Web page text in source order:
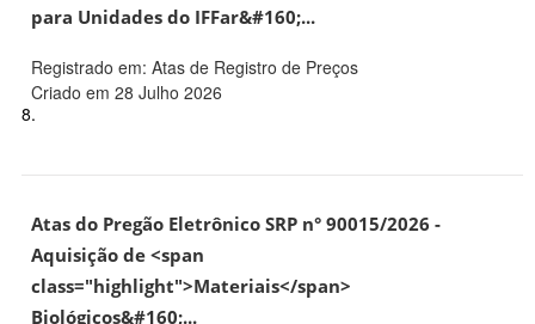
para Unidades do IFFar&#160;...
Registrado em: Atas de Registro de Preços
Criado em 28 Julho 2026
8.
Atas do Pregão Eletrônico SRP n° 90015/2026 -
Aquisição de <span
class="highlight">Materiais</span>
Biológicos&#160;...